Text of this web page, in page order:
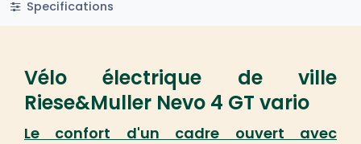
Specifications
Vélo électrique de ville
Riese&Muller Nevo 4 GT vario
Le confort d'un cadre ouvert avec